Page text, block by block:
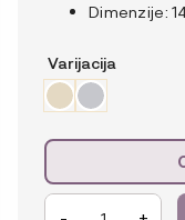
Dimenzije:
Varijacija
Citron